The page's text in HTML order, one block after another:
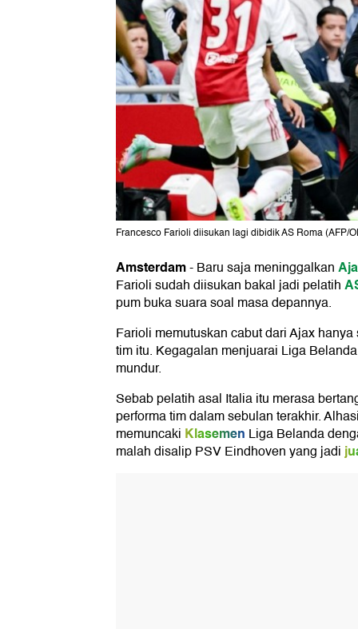
Francesco Farioli diisukan lagi dibidik AS Roma (AFP/
Amsterdam-Baru saja meninggalkan
Farioli sudah diisukan bakal jadi pelatih
pum buka suara soal masa depannya.
Farioli memutuskan cabut dari Ajax
tim itu. Kegagalan menjuarai Liga
mundur.
Sebab pelatih asal Italia itu merasa
performa tim dalam sebulan terakhir.
memuncaki Klasemen Liga Belanda
malah disalip PSV Eindhoven yang jadi